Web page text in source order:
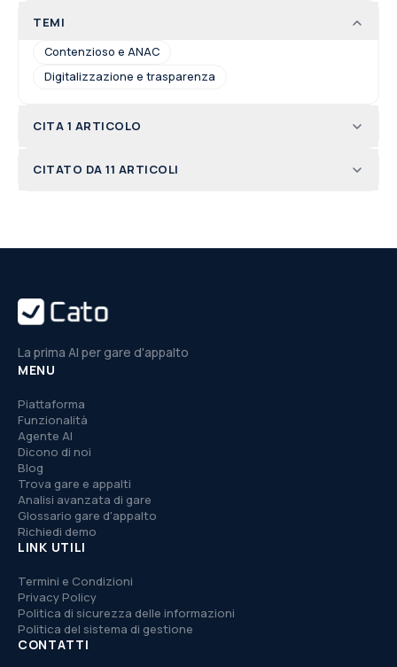
TEMI
Contenzioso e ANAC
Digitalizzazione e trasparenza
CITA 1 ARTICOLO
CITATO DA 11 ARTICOLI
La prima AI per gare d'appalto
MENU
Piattaforma
Funzionalità
Agente AI
Dicono di noi
Blog
Trova gare e appalti
Analisi avanzata di gare
Glossario gare d'appalto
Richiedi demo
LINK UTILI
Termini e Condizioni
Privacy Policy
Politica di sicurezza delle informazioni
Politica del sistema di gestione
CONTATTI